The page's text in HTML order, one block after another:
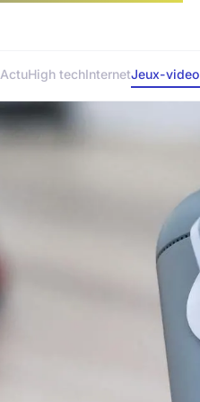
ActuHigh techInternetJeux-video